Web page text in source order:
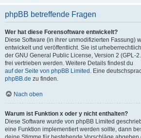
phpBB betreffende Fragen
Wer hat diese Forensoftware entwickelt?
Diese Software (in ihrer unmodifizierten Fassung)
entwickelt und veröffentlicht. Sie ist
der GNU General Public License, Version 2 (GPL-
frei vertrieben werden. Weitere Details findest du
auf der Seite von phpBB Limited . Eine
phpBB.de zu finden.
Nach oben
Warum ist Funktion x oder y nicht enthalten?
Diese Software wurde von phpBB Limited
eine Funktion implementiert werden sollte, dann